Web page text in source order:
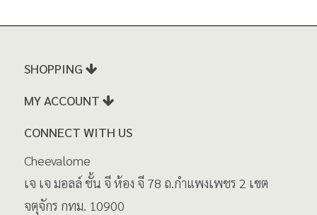
SHOPPING
MY ACCOUNT
CONNECT WITH US
Cheevalome
เจ เจ มอลล์ ชั้น จี ห้อง จี 78 ถ.กำแพงเพชร 2 เขต
จตุจักร กทม. 10900